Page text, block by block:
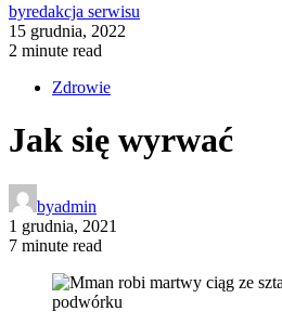
byredakcja serwisu
15 grudnia, 2022
2 minute read
Zdrowie
Jak się wyrwać
byadmin
1 grudnia, 2021
7 minute read